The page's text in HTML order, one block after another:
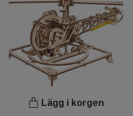
Lägg i korgen